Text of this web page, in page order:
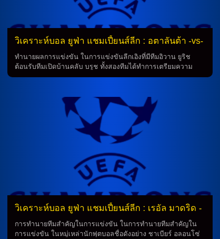
วิเคราะห์บอล ยูฟ่า แชมเปี้ยนส์ลีก : อตาลันต้า -vs-
สลาเวีย ปราก
ทำนายผลการแข่งขัน ในการแข่งขันลีกเอิงที่มีทีมอิวาน ยูริช
ต้อนรับทีมเปิดบ้านคลับ บรูช ทั้งสองทีมได้ทำการเตรียมความ
พร้อมอย่างดี เพื่อเข้าสู่การเดินทางของพวกเขา ทีมอิวาน ยูริช มี
แซงต์-แชร์กแมง ด้วยคะแนน 2-1 ในขณะที่ คลับ บรูช ก็ได้เก็บ
คะแนนสำคัญ 3 คะแนนจากการเอาชนะทีม โบโด กลิมท์ 2-1
ความพร้อมของทีม ทีมอิวาน ยูริช จะต้องเสียใจในการละทิ้งนัก
เตะหลายคนที่อาจจะไม่สามารถเข้าร่วมการแข่งขันได้ด้วย
เหตุผลการบาดเจ็บ แต่ก็ยังมีนักเตะที่กำลังพร้อมจะเข้าสู่สนาม
เช่น จานลูก้า สกามัคก้า ที่จะกลับมาเข้าร่วมการแข่งขันอีกครั้ง
หลังจากเป็นตัวสำรองในนัดล่าสุด การรบกวนของทีมต่างประเทศ
ทีม สลาเวีย ปราก ก็ไม่ได้เหลือเท่าไรในการไปเช็ดความพร้อม
ของที่ม และมีความรอคอยจากผลการแข่งขันก่อนหน้าที่เสียในนัด
ล่าสุด 0-3 จากทีม อินเตอร์ มิลาน และหมดสถานะการบาดเจ็บ
ของนักเตะหลายคน โดยเฉพาะการเสียใจในการละทิ้ง ยาน บอ
ริล กับ ออการ์ ดอร์ลี่ย์ ที่ไม่สามารถเข้าร่วมการแข่งขันได้ การ
ทำนายผล จากความพร้อมและความรู้สึกที่มาจากการแข่งขันก่อน
หน้า การทำนายผลของการแข่งขันระหว่างทีมอิวาน ยูริช กับ […]
วิเคราะห์บอล ยูฟ่า แชมเปี้ยนส์ลีก : เรอัล มาดริด -
vs- ยูเวนตุส
การทำนายทีมสำคัญในการแข่งขัน ในการทำนายทีมสำคัญใน
การแข่งขัน ในหมู่เหล่านักฟุตบอลชื่อดังอย่าง ชาเบียร์ อลอนโซ่